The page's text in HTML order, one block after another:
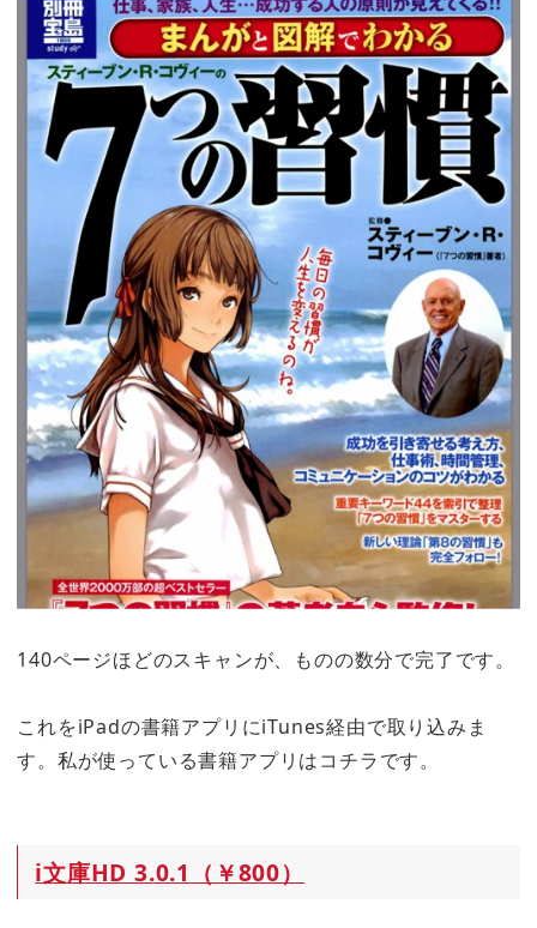
140ページほどのスキャンが、ものの数分で完了です。
これをiPadの書籍アプリにiTunes経由で取り込みま
す。私が使っている書籍アプリはコチラです。
i文庫HD 3.0.1（￥800）